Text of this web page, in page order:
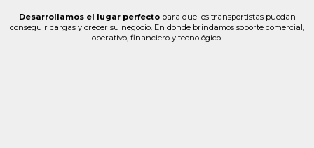
Desarrollamos el lugar perfectopara que los transportistas puedan
conseguir cargas y crecer su negocio. En donde brindamos soporte comercial,
operativo, financiero y tecnológico.